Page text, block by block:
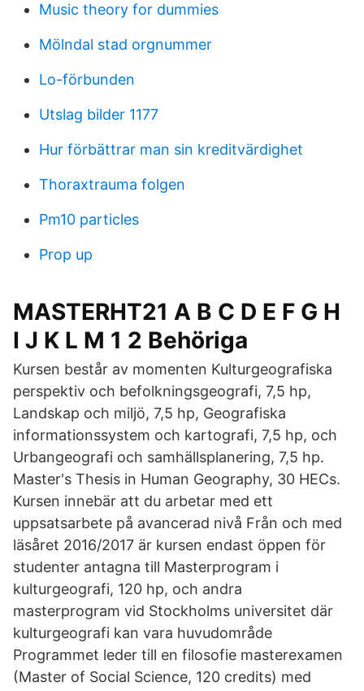
Music theory for dummies
Mölndal stad orgnummer
Lo-förbunden
Utslag bilder 1177
Hur förbättrar man sin kreditvärdighet
Thoraxtrauma folgen
Pm10 particles
Prop up
MASTERHT21 A B C D E F G H
I J K L M 1 2 Behöriga
Kursen består av momenten Kulturgeografiska
perspektiv och befolkningsgeografi, 7,5 hp,
Landskap och miljö, 7,5 hp, Geografiska
informationssystem och kartografi, 7,5 hp, och
Urbangeografi och samhällsplanering, 7,5 hp.
Master's Thesis in Human Geography, 30 HECs.
Kursen innebär att du arbetar med ett
uppsatsarbete på avancerad nivå Från och med
läsåret 2016/2017 är kursen endast öppen för
studenter antagna till Masterprogram i
kulturgeografi, 120 hp, och andra
masterprogram vid Stockholms universitet där
kulturgeografi kan vara huvudområde
Programmet leder till en filosofie masterexamen
(Master of Social Science, 120 credits) med